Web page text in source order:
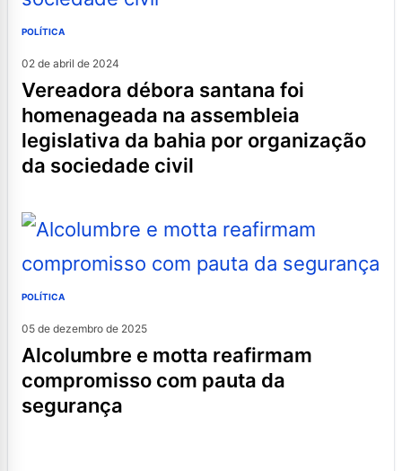
POLÍTICA
02 de abril de 2024
vereadora débora santana foi
homenageada na assembleia
legislativa da bahia por organização
da sociedade civil
POLÍTICA
05 de dezembro de 2025
alcolumbre e motta reafirmam
compromisso com pauta da
segurança